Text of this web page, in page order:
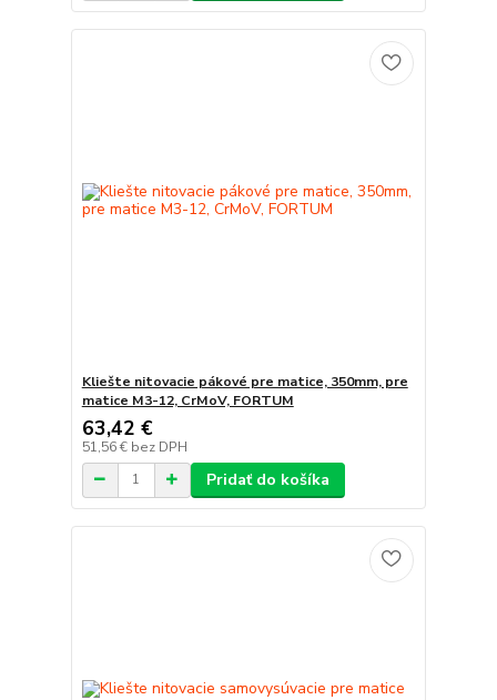
Kliešte nitovacie pákové pre matice, 350mm, pre
matice M3-12, CrMoV, FORTUM
63,42 €
51,56 € bez DPH
Pridať do košíka